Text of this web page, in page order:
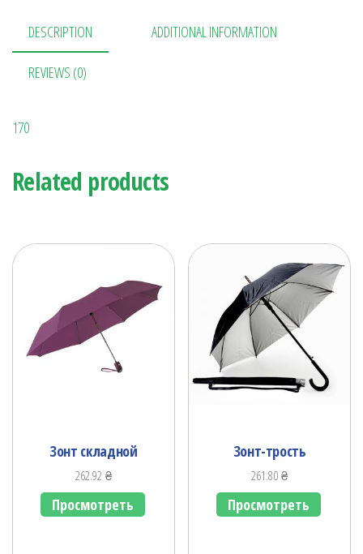
bo
ok
er
es
t
a
se
n
ра
в
DESCRIPTION ADDITIONAL INFORMATION
REVIEWS (0)
170
Related products
Зонт складной
262.92 ₴
Просмотреть
Зонт-трость
261.80₴
Просмотреть